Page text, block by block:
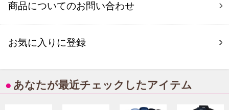
商品についてのお問い合わせ
お気に入りに登録
● あなたが最近チェックしたアイテム